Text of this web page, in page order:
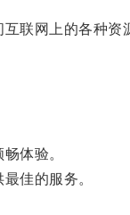
网上的各种资
体验。
佳的服务。